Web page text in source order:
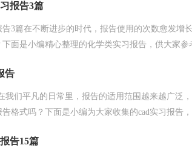
报告3篇
3篇在不断进步的时代，报告使用的次数愈发增
面是小编精心整理的化学类实习报告，供大家参
告
我们平凡的日常里，报告的适用范围越来越广泛
格式吗？下面是小编为大家收集的cad实习报告
告15篇